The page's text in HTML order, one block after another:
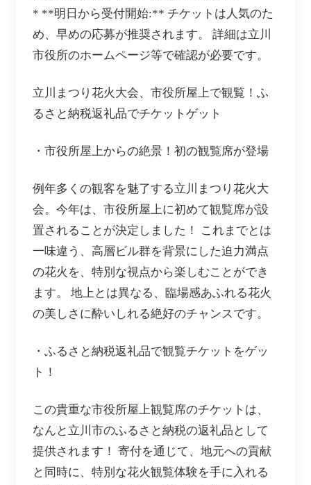
* **明日から受付開始:** チケットは人気のた
め、早めの応募が推奨されます。 詳細は立川
市役所のホームページ等で確認が必要です。
立川まつり花火大会、市役所屋上で観覧！ふ
るさと納税返礼品でチケットゲット
・市役所屋上からの絶景！初の観覧席が登場
例年多くの観客を魅了する立川まつり花火大
会。今年は、市役所屋上に初めて観覧席が設
置されることが決定しました！ これまでとは
一味違う、高層ビル群を背景にした迫力満点
の花火を、特別な視点から楽しむことができ
ます。 地上とは異なる、臨場感あふれる花火
の美しさに酔いしれる絶好のチャンスです。
・ふるさと納税返礼品で観覧チケットをゲッ
ト！
この貴重な市役所屋上観覧席のチケットは、
なんと立川市のふるさと納税の返礼品として
提供されます！ 寄付を通じて、地元への貢献
と同時に、特別な花火観覧体験を手に入れる